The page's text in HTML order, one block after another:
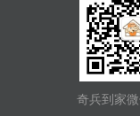
奇兵到家